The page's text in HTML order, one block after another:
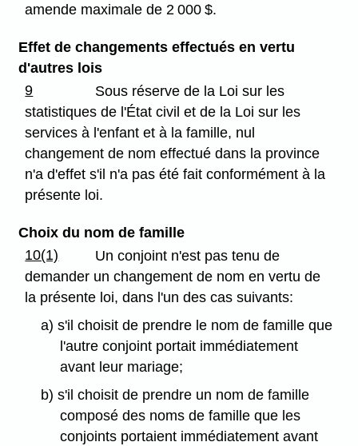
amende maximale de 2 000 $.
Effet de changements effectués en vertu
d'autres lois
9
Sous réserve de la Loi sur les
statistiques de l'État civil et de la Loi sur les
services à l'enfant et à la famille, nul
changement de nom effectué dans la province
n'a d'effet s'il n'a pas été fait conformément à la
présente loi.
Choix du nom de famille
10(1)
Un conjoint n'est pas tenu de
demander un changement de nom en vertu de
la présente loi, dans l'un des cas suivants:
a) s'il choisit de prendre le nom de famille que
l'autre conjoint portait immédiatement
avant leur mariage;
b) s'il choisit de prendre un nom de famille
composé des noms de famille que les
conjoints portaient immédiatement avant